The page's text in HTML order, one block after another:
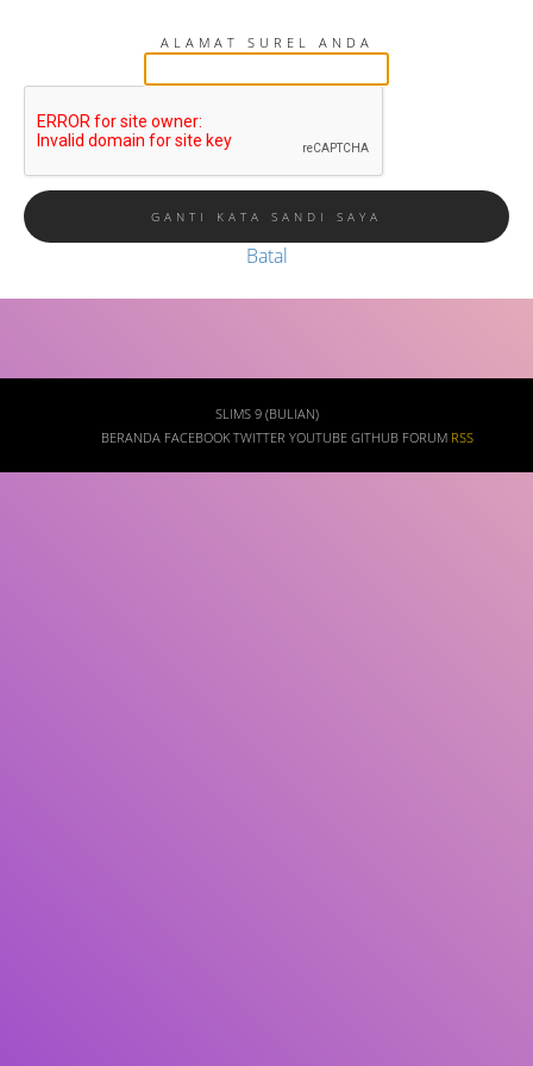
ALAMAT SUREL ANDA
Batal
SLIMS 9 (BULIAN)
BERANDA FACEBOOK TWITTER YOUTUBE GITHUB FORUM RSS